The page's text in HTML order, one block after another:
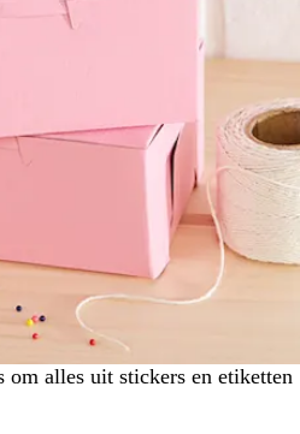
om alles uit stickers en etiketten